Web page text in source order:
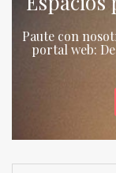
Paute con
portal web: